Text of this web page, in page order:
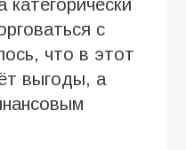
категорически
с
что в этот
выгоды, а